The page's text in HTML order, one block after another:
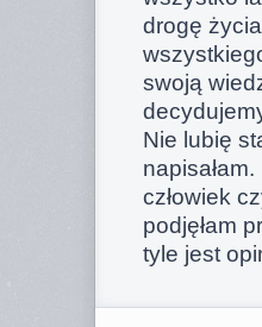
drogę
swoją
Nie lubię
człowiek
podjęłam
tyle jest